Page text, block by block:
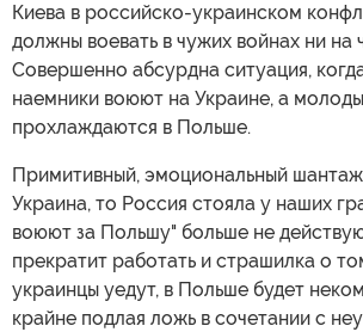
Киева в российско-украинском
должны воевать в чужих войнах ни на
Совершенно абсурдна ситуация,
наемники воюют на Украине, а
прохлаждаются в Польше.
Примитивный, эмоциональный
Украина, то Россия стояла у наших
воюют за Польшу" больше не
прекратит работать и страшилка о
украинцы уедут, в Польше будет
крайне подлая ложь в сочетании с